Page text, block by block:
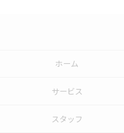
ホーム
サービス
スタッフ